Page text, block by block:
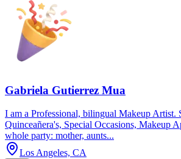
Gabriela Gutierrez Mua
I am a Professional, bilingual Makeup Artist.
Quinceañera's, Special Occasions, Makeup
whole party: mother, aunts...
Los Angeles, CA